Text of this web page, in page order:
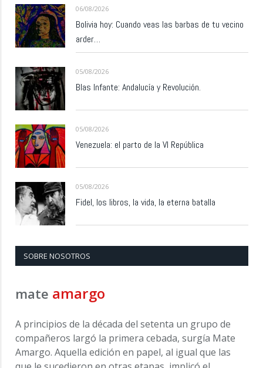
06/08/2026
Bolivia hoy: Cuando veas las barbas de tu vecino
arder…
05/08/2026
Blas Infante: Andalucía y Revolución.
05/08/2026
Venezuela: el parto de la VI República
05/08/2026
Fidel, los libros, la vida, la eterna batalla
SOBRE NOSOTROS
mate amargo
A principios de la década del setenta un grupo de
compañeros largó la primera cebada, surgía Mate
Amargo. Aquella edición en papel, al igual que las